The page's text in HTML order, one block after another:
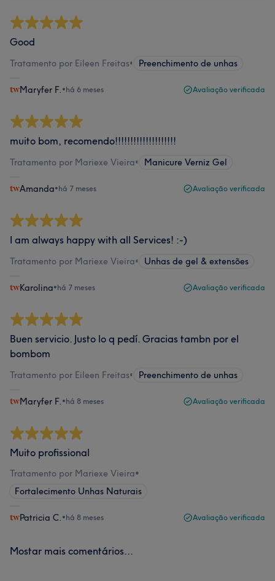
Good
Tratamento por Eileen Freitas• Preenchimento de unhas
Maryfer F. •há 6 meses Avaliação verificada
muito bom, recomendo!!!!!!!!!!!!!!!!!!!!
Tratamento por Mariexe Vieira• Manicure Verniz Gel
Amanda•há 7 meses Avaliação verificada
I am always happy with all Services! :-)
Tratamento por Mariexe Vieira• Unhas de gel & extensões
Karolina•há 7 meses Avaliação verificada
Buen servicio. Justo lo q pedí. Gracias tambn por el
bombom
Tratamento por Eileen Freitas• Preenchimento de unhas
Maryfer F. •há 8 meses Avaliação verificada
Muito profissional
Tratamento por Mariexe Vieira•
Fortalecimento Unhas Naturais
Patricia C. •há 8 meses Avaliação verificada
Mostar mais comentários...